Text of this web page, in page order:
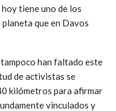
tiene uno de los
que en Davos
han faltado este
de activistas se
kilómetros para afirmar
vinculados y